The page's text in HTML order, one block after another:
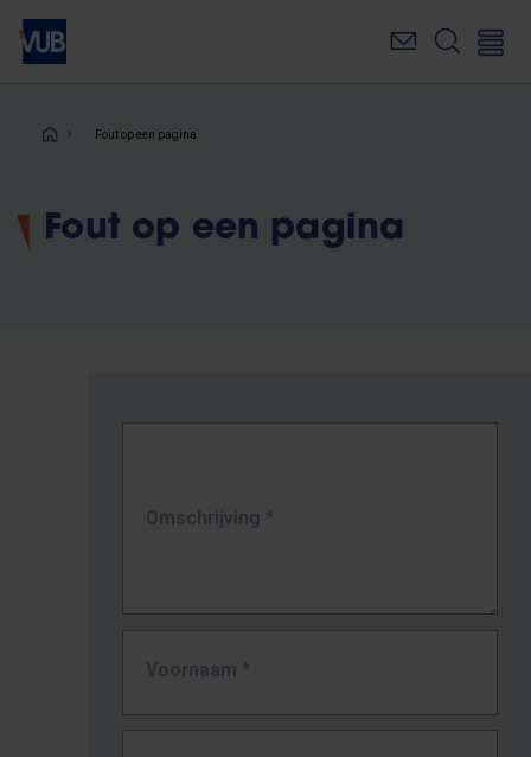
Overslaan
naar
inhoudKruimelpad
Fout op een pagina
Fout op een pagina
Omschrijving *
Voornaam *